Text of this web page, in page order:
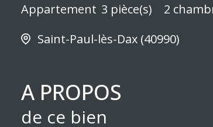
Appartement 3 pièce(s) 2
Saint-Paul-lès-Dax (40990)
A PROPOS
de ce bien